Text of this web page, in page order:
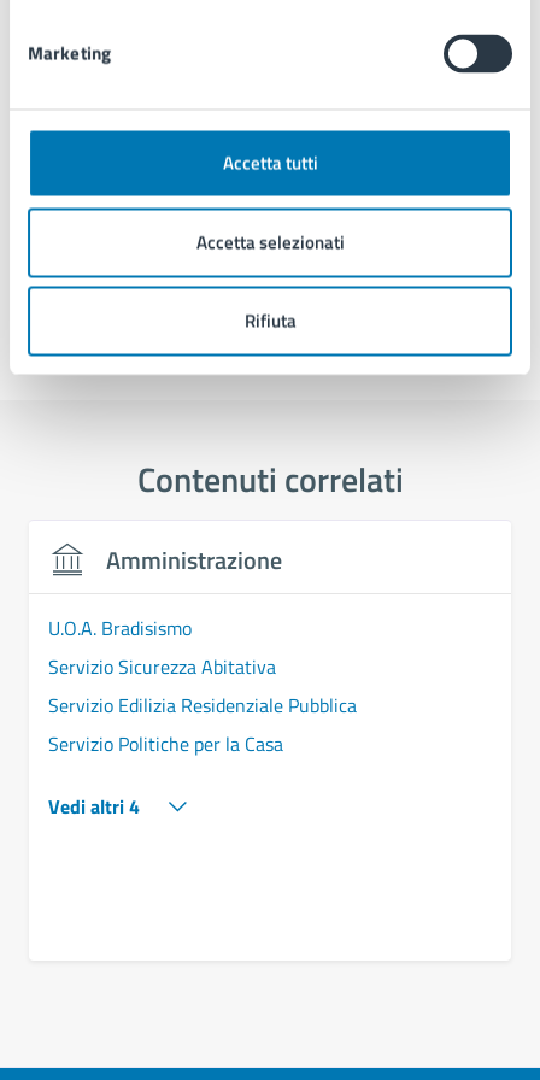
Marketing
Accetta tutti
Accetta selezionati
Rifiuta
Parte integrante della documentazione è il formale consenso
al trattamento di tutti i dati personali, giudiziari, sensibili ed
profilazione dati.
Ultimo aggiornamento:21/05/2026, 12:07
Contenuti correlati
Amministrazione
U.O.A. Bradisismo
Servizio Sicurezza Abitativa
Servizio Edilizia Residenziale Pubblica
Servizio Politiche per la Casa
Vedi altri 4